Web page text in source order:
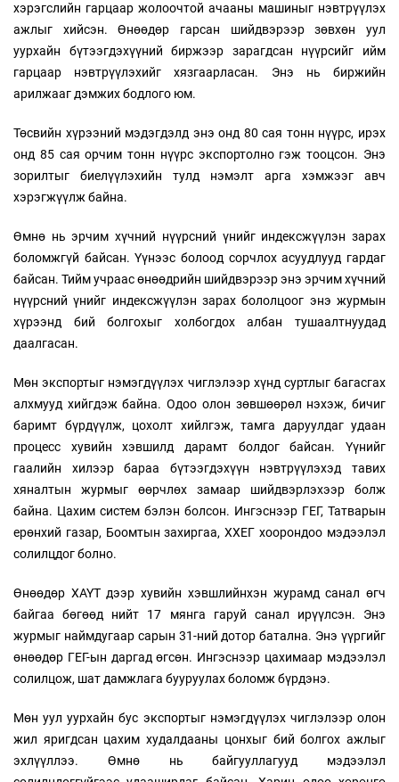
хэрэгслийн гарцаар жолоочтой ачааны машиныг нэвтрүүлэх
ажлыг хийсэн. Өнөөдөр гарсан шийдвэрээр зөвхөн уул
уурхайн бүтээгдэхүүний биржээр зарагдсан нүүрсийг ийм
гарцаар нэвтрүүлэхийг хязгаарласан. Энэ нь биржийн
арилжааг дэмжих бодлого юм.
Төсвийн хүрээний мэдэгдэлд энэ онд 80 сая тонн нүүрс, ирэх
онд 85 сая орчим тонн нүүрс экспортолно гэж тооцсон. Энэ
зорилтыг биелүүлэхийн тулд нэмэлт арга хэмжээг авч
хэрэгжүүлж байна.
Өмнө нь эрчим хүчний нүүрсний үнийг индексжүүлэн зарах
боломжгүй байсан. Үүнээс болоод сорчлох асуудлууд гардаг
байсан. Тийм учраас өнөөдрийн шийдвэрээр энэ эрчим хүчний
нүүрсний үнийг индексжүүлэн зарах бололцоог энэ журмын
хүрээнд бий болгохыг холбогдох албан тушаалтнуудад
даалгасан.
Мөн экспортыг нэмэгдүүлэх чиглэлээр хүнд суртлыг багасгах
алхмууд хийгдэж байна. Одоо олон зөвшөөрөл нэхэж, бичиг
баримт бүрдүүлж, цохолт хийлгэж, тамга даруулдаг удаан
процесс хувийн хэвшилд дарамт болдог байсан. Үүнийг
гаалийн хилээр бараа бүтээгдэхүүн нэвтрүүлэхэд тавих
хяналтын журмыг өөрчлөх замаар шийдвэрлэхээр болж
байна. Цахим систем бэлэн болсон. Ингэснээр ГЕГ, Татварын
ерөнхий газар, Боомтын захиргаа, ХХЕГ хоорондоо мэдээлэл
солилцдог болно.
Өнөөдөр ХАҮТ дээр хувийн хэвшлийнхэн журамд санал өгч
байгаа бөгөөд нийт 17 мянга гаруй санал ирүүлсэн. Энэ
журмыг наймдугаар сарын 31-ний дотор батална. Энэ үүргийг
өнөөдөр ГЕГ-ын даргад өгсөн. Ингэснээр цахимаар мэдээлэл
солилцож, шат дамжлага бууруулах боломж бүрдэнэ.
Мөн уул уурхайн бус экспортыг нэмэгдүүлэх чиглэлээр олон
жил яригдсан цахим худалдааны цонхыг бий болгох ажлыг
эхлүүллээ. Өмнө нь байгууллагууд мэдээлэл